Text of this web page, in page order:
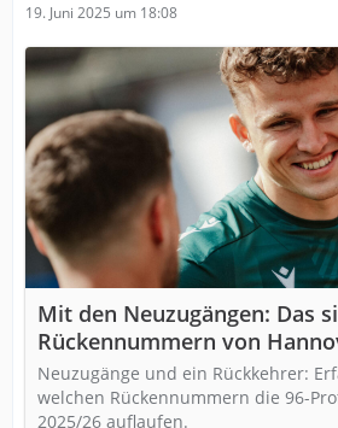
19. Juni 2025 um 18:08
Mit den Neuzugängen: Das
Rückennummern von
Saison 2025/26
Neuzugänge und ein Rückkehrer:
welchen Rückennummern die 96-
2025/26 auflaufen.